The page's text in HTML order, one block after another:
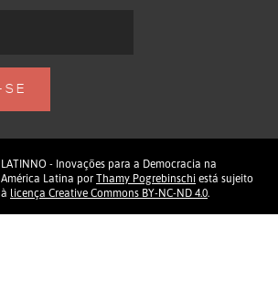
LATINNO - Inovações para a Democracia na
América Latina por Thamy Pogrebinschi está sujeito
à licença Creative Commons BY-NC-ND 4.0.